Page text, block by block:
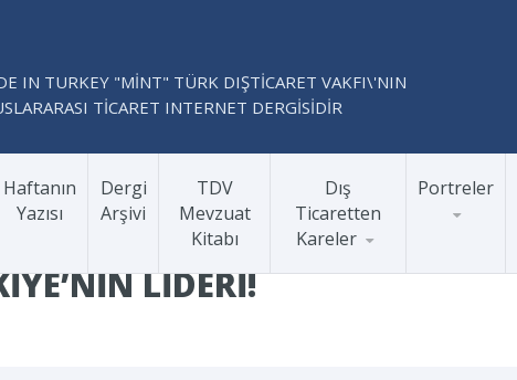
IN TURKEY "MİNT" TÜRK DIŞTİCARET VAKFI\'NIN
TİCARET INTERNET DERGİSİDİR
Haftanın
Yazısı
Dergi
Arşivi
TDV
Mevzuat
Kitabı
Dış
Ticaretten
Kareler
Portreler
LIDERI!